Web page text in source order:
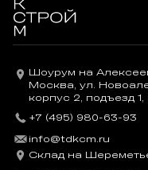
Шоурум на
Москва, ул.
корпус 2, подъезд 1,
+7 (495) 980-63-93
info@tdkcm.ru
Склад на